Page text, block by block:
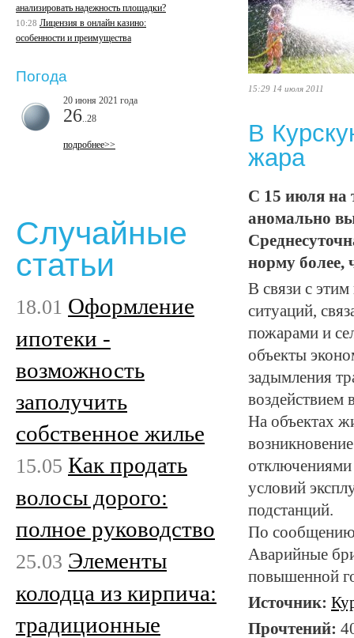
15:29 14 июля 2011
В
жара
С 15 июля на
аномально
норму более,
В связи с
ситуаций,
пожарами и
объекты
задымления
воздействием
На объектах
отключениями
условий
подстанций.
По
Аварийные
повышенной
Источник:
Прочтений:
анализировать надежность площадки?
10:28 Лицензия в онлайн казино:
особенности и преимущества
Погода
20 июня 2021 года
26 ..28
подробнее>>
Случайные
статьи
18.01 Оформление
ипотеки -
возможность
заполучить
собственное жилье
15.05 Как продать
волосы дорого:
полное руководство
25.03 Элементы
колодца из кирпича:
традиционные